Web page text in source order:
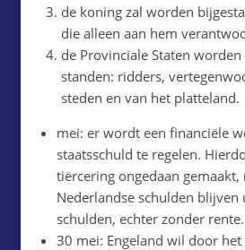
de koning zal worden
die alleen aan hem
de Provinciale Staten
standen: ridders,
steden en van het platteland.
mei: er wordt een financiële
staatsschuld te regelen.
tiërcering ongedaan
Nederlandse schulden blijven
schulden, echter zonder rente.
30 mei: Engeland wil door